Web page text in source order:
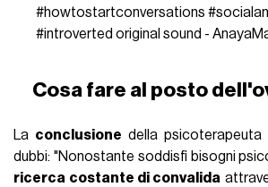
#howtostartconversations
#introverted original sound -
Cosa fare al posto
La conclusione della
dubbi: "Nonostante soddisfi bisogni
ricerca costante di convalida